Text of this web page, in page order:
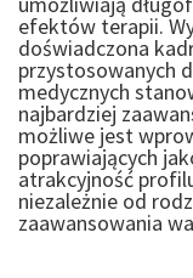
efektów terapii.
doświadczona
przystosowanych
medycznych
najbardziej
możliwe jest
poprawiających
atrakcyjność
niezależnie od
zaawansowania